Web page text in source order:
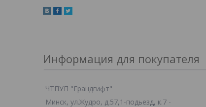
Информация для покупателя
ЧТПУП "Грандгифт"
Минск, ул.Жудро, д.57,1-подьезд, к.7 -